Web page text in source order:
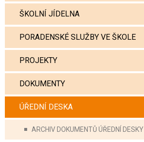
ŠKOLNÍ JÍDELNA
PORADENSKÉ SLUŽBY VE ŠKOLE
PROJEKTY
DOKUMENTY
ÚŘEDNÍ DESKA
ARCHIV DOKUMENTŮ ÚŘEDNÍ DESKY